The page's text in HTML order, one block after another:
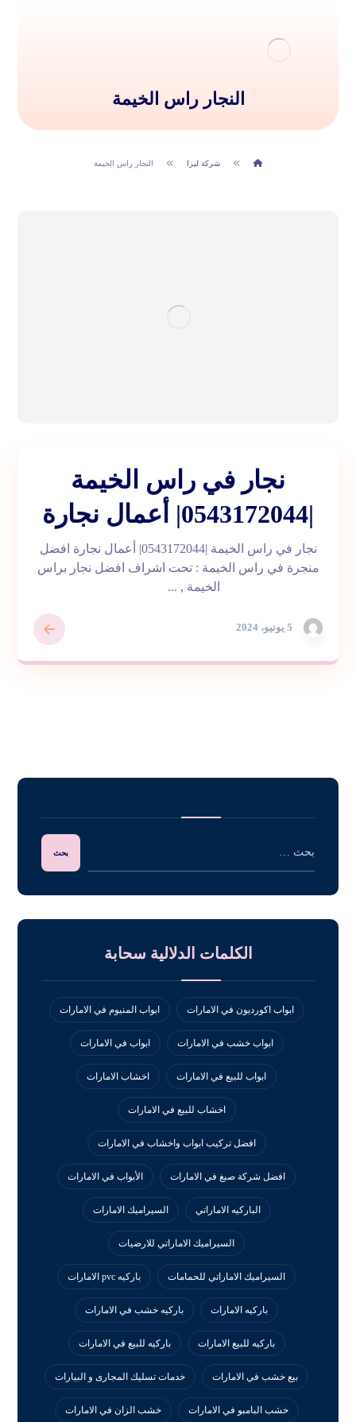
النجار راس الخيمة
شركة ليزا النجار راس الخيمة
نجار في راس الخيمة
|0543172044| أعمال نجارة
5 يونيو، 2024
نجار في راس الخيمة |0543172044| أعمال نجارة افضل
منجرة في راس الخيمة : تحت اشراف افضل نجار براس
الخيمة , ...
الكلمات الدلالية سحابة
ابواب اكورديون في الامارات ابواب المنيوم في الامارات
ابواب خشب في الامارات ابواب في الامارات
ابواب للبيع في الامارات اخشاب الامارات
اخشاب للبيع في الامارات
افضل تركيب ابواب واخشاب في الامارات
افضل شركة صبغ في الامارات الأبواب في الامارات
الباركيه الاماراتي السيراميك الامارات
السيراميك الاماراتي للارضيات
السيراميك الاماراتي للحمامات باركيه pvc الامارات
باركيه الامارات باركيه خشب في الامارات
باركيه للبيع الامارات باركيه للبيع في الامارات
بيع خشب في الامارات خدمات تسليك المجارى و البيارات
خشب البامبو في الامارات خشب الزان في الامارات